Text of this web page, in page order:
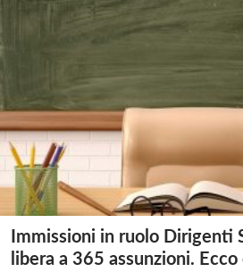
Immissioni in ruolo Dirigenti
libera a 365 assunzioni.